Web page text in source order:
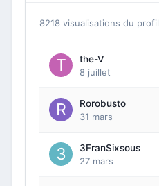
8218 visualisations du profil
the-V
8 juillet
Rorobusto
31 mars
3FranSixsous
27 mars